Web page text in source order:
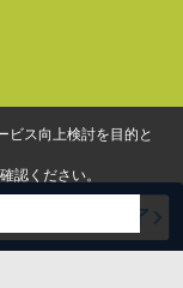
ビス向上検討を目的と
認ください。